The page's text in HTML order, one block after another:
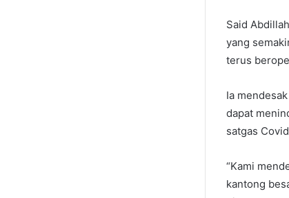
Said
yang
terus
Ia
dapat
satgas
“Kami
kantong